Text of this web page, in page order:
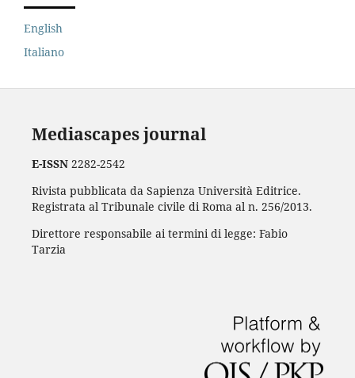
English
Italiano
Mediascapes journal
E-ISSN2282-2542
Rivista pubblicata da Sapienza Università Editrice.
Registrata al Tribunale civile di Roma al n. 256/2013.
Direttore responsabile ai termini di legge: Fabio
Tarzia